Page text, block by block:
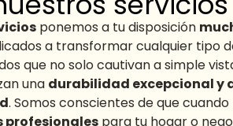
ponemos a tu disposición
a transformar cualquier tipo
que no solo cautivan a simple
una durabilidad excepcional y
. Somos conscientes de que cuando
profesionales para tu hogar o